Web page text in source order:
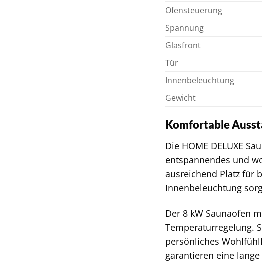
Ofensteuerung
Spannung
Glasfront
Tür
Innenbeleuchtung
Gewicht
Komfortable
Die HOME DELUXE
entspannendes und
ausreichend Platz für
Innenbeleuchtung
Der 8 kW Saunaofen
Temperaturregelung.
persönliches
garantieren eine